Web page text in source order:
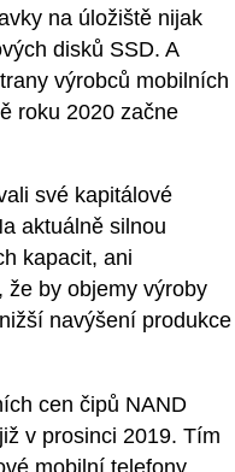
na úložiště nijak
disků SSD. A
výrobců mobilních
roku 2020 začne
své kapitálové
aktuálně silnou
kapacit, ani
že by objemy výroby
navýšení produkce
cen čipů NAND
v prosinci 2019. Tím
mobilní telefony,